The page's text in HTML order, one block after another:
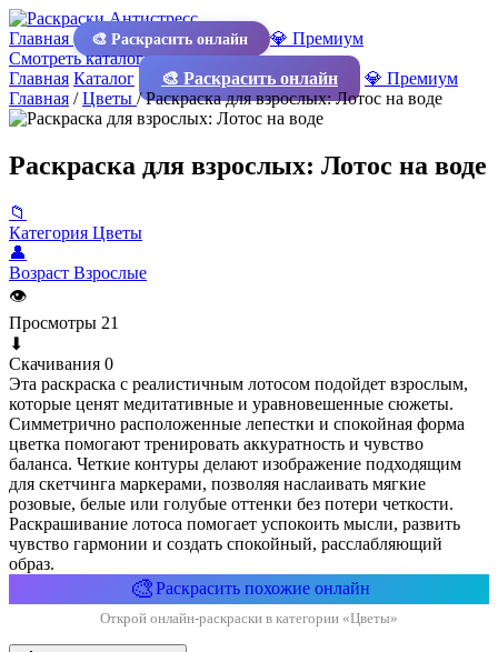
Главная 🎨 Раскрасить онлайн
💎 Премиум
Смотреть каталог
Главная Каталог 🎨 Раскрасить онлайн
💎 Премиум
Главная /Цветы /Раскраска для взрослых: Лотос на воде
Раскраска для взрослых: Лотос на воде
📁
Категория Цветы
👤
Возраст Взрослые
👁
Просмотры 21
⬇
Скачивания 0
Эта раскраска с реалистичным лотосом подойдет взрослым,
которые ценят медитативные и уравновешенные сюжеты.
Симметрично расположенные лепестки и спокойная форма
цветка помогают тренировать аккуратность и чувство
баланса. Четкие контуры делают изображение подходящим
для скетчинга маркерами, позволяя наслаивать мягкие
розовые, белые или голубые оттенки без потери четкости.
Раскрашивание лотоса помогает успокоить мысли, развить
чувство гармонии и создать спокойный, расслабляющий
образ.
🎨Раскрасить похожие онлайн
Открой онлайн-раскраски в категории «Цветы»